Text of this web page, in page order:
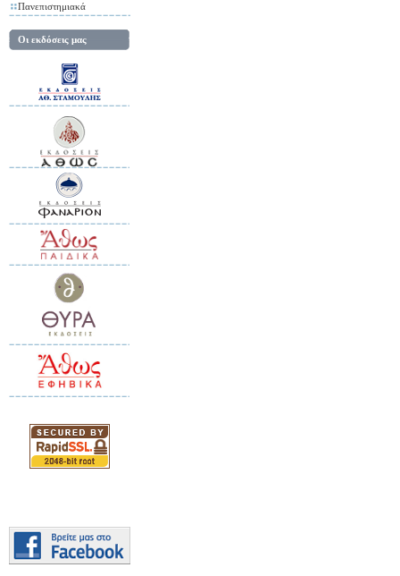
Πανεπιστημιακά
Οι εκδόσεις μας